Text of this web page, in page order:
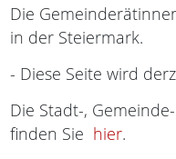
Die
in der Steiermark.
- Diese Seite wird
Die Stadt-,
finden Sie hier.